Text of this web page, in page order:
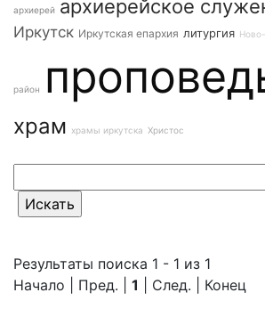
архиерей архиерейское
Иркутск Иркутская епархия литургия
район
храм храмы иркутска Христос
Результаты поиска 1 - 1 из 1
Начало | Пред. | 1 | След. | Конец